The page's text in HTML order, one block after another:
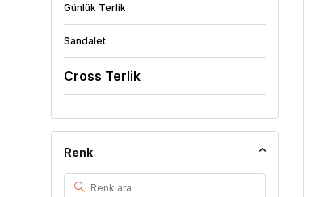
Günlük Terlik
Sandalet
Cross Terlik
Kaydırmaz Terlik
Renk